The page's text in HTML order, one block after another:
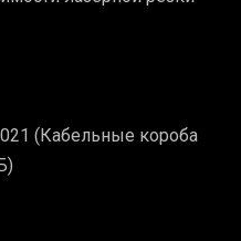
(Кабельные короба